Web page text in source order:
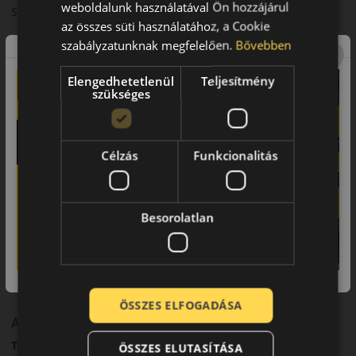
Sportos karakter mellett is kiegyensúlyozott komfort.
Felhasználási ajánlás
Sportos személyautókhoz és prémium járművekhez.
A TH202 EffeXSport dinamikus vezetési élményt kínál.
Fő előnyök röviden:
• Sportos teljesítmény
• Stabil tapadás
• Dinamikus vezetési élmény
A márka
Triangle
weboldalunk használatával Ön hozzájárul
az összes süti használatához, a Cookie
szabályzatunknak megfelelően. Bővebben
Elengedhetetlenül
szükséges
Teljesítmény
Célzás Funkcionalitás
Besorolatlan
ÖSSZES ELFOGADÁSA
ÖSSZES ELUTASÍTÁSA